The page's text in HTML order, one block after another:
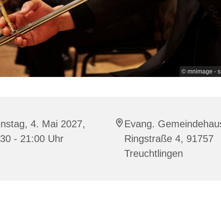
© mnimage -
4. Mai 2027,
- 21:00 Uhr
Evang.
Ringstraße 4, 91757
Treuchtlingen